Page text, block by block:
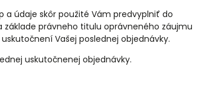
a údaje skôr použité Vám predvyplniť do
právneho titulu oprávneného záujmu
Vašej poslednej objednávky.
uskutočnenej objednávky.